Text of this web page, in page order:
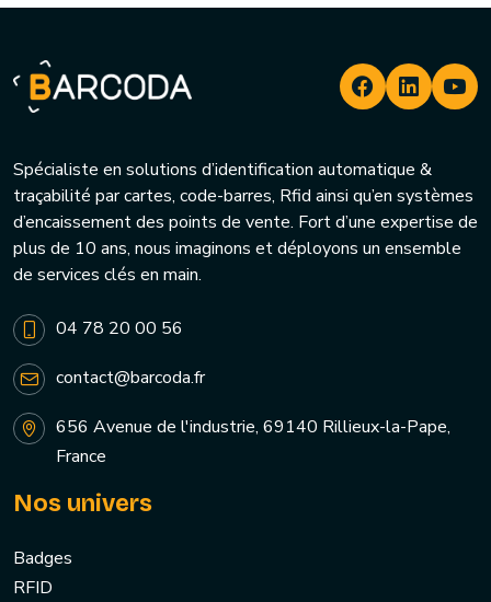
Spécialiste en solutions d’identification automatique &
traçabilité par cartes, code-barres, Rfid ainsi qu’en systèmes
d’encaissement des points de vente. Fort d’une expertise de
plus de 10 ans, nous imaginons et déployons un ensemble
de services clés en main.
04 78 20 00 56
contact@barcoda.fr
656 Avenue de l'industrie, 69140 Rillieux-la-Pape,
France
Nos univers
Badges
RFID